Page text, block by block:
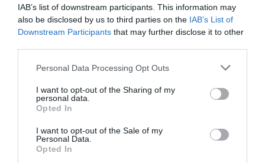
IAB’s list of downstream participants. This information may
also be disclosed by us to third parties on the IAB’s List of
Downstream Participants that may further disclose it to other
Personal Data Processing Opt Outs
I want to opt-out of the Sharing of my
personal data.
Opted In
I want to opt-out of the Sale of my
Personal Data.
Opted In
Η 500σέλιδη έκθεση χαρακτηρίζεται ως η πιο
ολοκληρωμένη αξιολόγηση της κατάστασης των
παγκόσμιων ιχθυαποθεμάτων μέχρι σήμερα.
Σε αυτήν επισημαίνεται ότι η μη βιώσιμη ανθρώπινη
παρέμβαση έχει οδηγήσει πολλά είδη –μεταξύ των
οποίων καρχαρίες και σαλάχια–
εξαφάνισης
Παράλληλα, ηάνοδος της στάθμης της θάλασσας
επιτείνει τις πιέσεις στα θαλάσσια οικοσυστήματα.